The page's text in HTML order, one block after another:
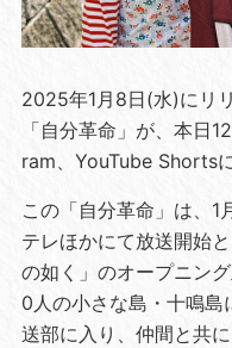
2025年1月8日(水)にリ
「自分革命」が、本日
ram、YouTube Shorts
この「自分革命」は、1
テレほかにて放送開始
の如く」のオープニン
0人の小さな島・十鳴
送部に入り、仲間と共